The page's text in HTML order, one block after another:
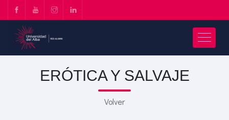
ERÓTICA Y SALVAJE
Volver